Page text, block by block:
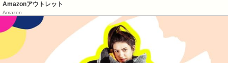
Amazonアウトレット
Amazon